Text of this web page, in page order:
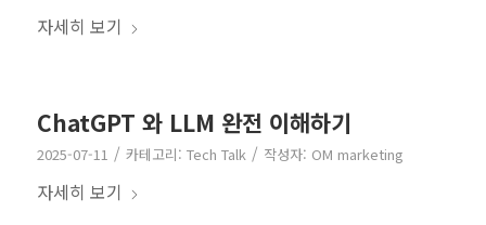
자세히 보기
ChatGPT 와 LLM 완전 이해하기
2025-07-11 / 카테고리: Tech Talk / 작성자: OM marketing
자세히 보기